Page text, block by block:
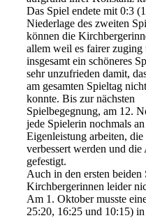
Das Spiel endete mit 0:3
Niederlage des zweiten
können die
allem weil es fairer zuging
insgesamt ein schöneres
sehr unzufrieden damit,
am gesamten Spieltag
konnte. Bis zur nächsten
Spielbegegnung, am 12.
jede Spielerin nochmals
Eigenleistung arbeiten,
verbessert werden und die
gefestigt.
Auch in den ersten beiden
Kirchbergerinnen leider
Am 1. Oktober musste
25:20, 16:25 und 10:15)